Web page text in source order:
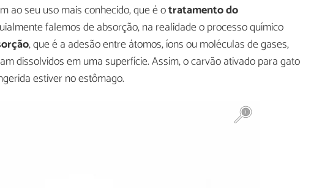
ao seu uso mais conhecido, que é otratamento do
falemos de absorção, na realidade o processo químico
, que é a adesão entre átomos, íons ou moléculas de gases,
dissolvidos em uma superfície. Assim, o carvão ativado para gato
estiver no estômago.